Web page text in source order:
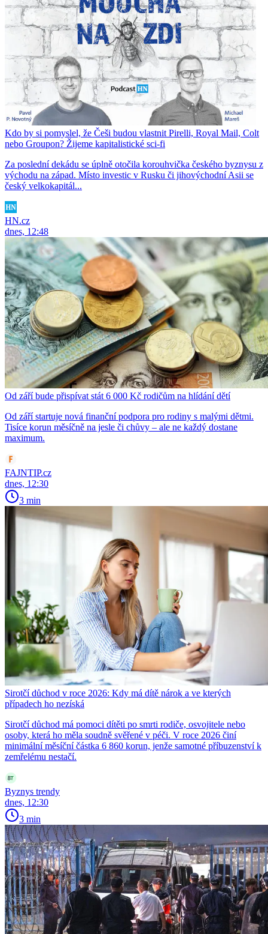
Kdo by si pomyslel, že Češi budou vlastnit Pirelli, Royal Mail, Colt
nebo Groupon? Žijeme kapitalistické sci-fi
Za poslední dekádu se úplně otočila korouhvička českého byznysu z
východu na západ. Místo investic v Rusku či jihovýchodní Asii se
český velkokapitál...
HN.cz
dnes, 12:48
Od září bude přispívat stát 6 000 Kč rodičům na hlídání dětí
Od září startuje nová finanční podpora pro rodiny s malými dětmi.
Tisíce korun měsíčně na jesle či chůvy – ale ne každý dostane
maximum.
FAJNTIP.cz
dnes, 12:30
3 min
Sirotčí důchod v roce 2026: Kdy má dítě nárok a ve kterých
případech ho nezíská
Sirotčí důchod má pomoci dítěti po smrti rodiče, osvojitele nebo
osoby, která ho měla soudně svěřené v péči. V roce 2026 činí
minimální měsíční částka 6 860 korun, jenže samotné příbuzenství k
zemřelému nestačí.
Byznys trendy
dnes, 12:30
3 min